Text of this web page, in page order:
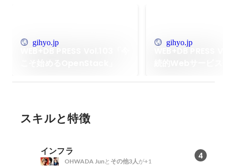
gihyo.jp gihyo.jp
スキルと特徴
インフラ 4
OHWADA Junと その他3人が+1